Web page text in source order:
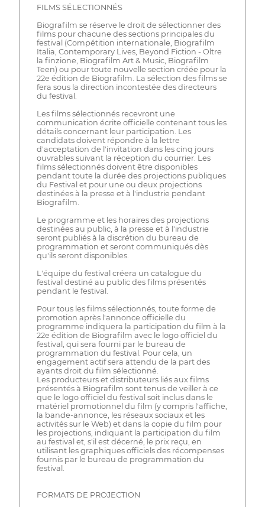
FILMS SÉLECTIONNÉS
Biografilm se réserve le droit de sélectionner des
films pour chacune des sections principales du
festival (Compétition internationale, Biografilm
Italia, Contemporary Lives, Beyond Fiction - Oltre
la finzione, Biografilm Art & Music, Biografilm
Teen) ou pour toute nouvelle section créée pour la
22e édition de Biografilm. La sélection des films se
fera sous la direction incontestée des directeurs
du festival.
Les films sélectionnés recevront une
communication écrite officielle contenant tous les
détails concernant leur participation. Les
candidats doivent répondre à la lettre
d'acceptation de l'invitation dans les cinq jours
ouvrables suivant la réception du courrier. Les
films sélectionnés doivent être disponibles
pendant toute la durée des projections publiques
du Festival et pour une ou deux projections
destinées à la presse et à l'industrie pendant
Biografilm.
Le programme et les horaires des projections
destinées au public, à la presse et à l'industrie
seront publiés à la discrétion du bureau de
programmation et seront communiqués dès
qu'ils seront disponibles.
L'équipe du festival créera un catalogue du
festival destiné au public des films présentés
pendant le festival.
Pour tous les films sélectionnés, toute forme de
promotion après l'annonce officielle du
programme indiquera la participation du film à la
22e édition de Biografilm avec le logo officiel du
festival, qui sera fourni par le bureau de
programmation du festival. Pour cela, un
engagement actif sera attendu de la part des
ayants droit du film sélectionné.
Les producteurs et distributeurs liés aux films
présentés à Biografilm sont tenus de veiller à ce
que le logo officiel du festival soit inclus dans le
matériel promotionnel du film (y compris l'affiche,
la bande-annonce, les réseaux sociaux et les
activités sur le Web) et dans la copie du film pour
les projections, indiquant la participation du film
au festival et, s'il est décerné, le prix reçu, en
utilisant les graphiques officiels des récompenses
fournis par le bureau de programmation du
festival.
FORMATS DE PROJECTION